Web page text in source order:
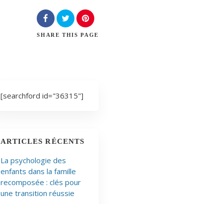
SHARE THIS PAGE
[searchford id="36315"]
ARTICLES RÉCENTS
La psychologie des
enfants dans la famille
recomposée : clés pour
une transition réussie